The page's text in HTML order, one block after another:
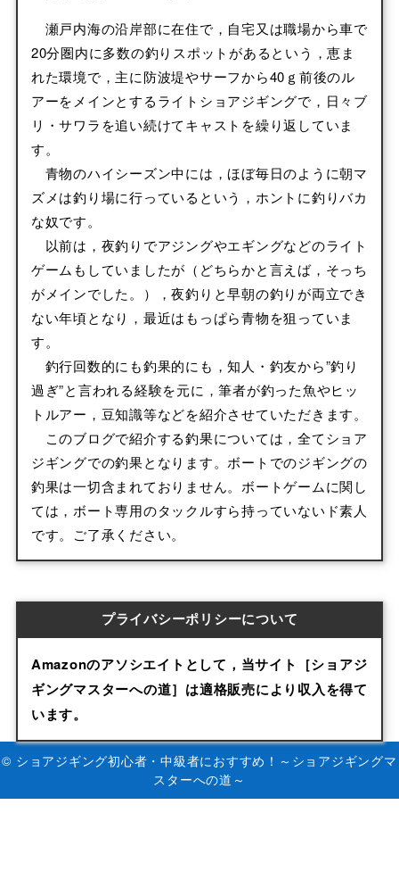
瀬戸内海の沿岸部に在住で，自宅又は職場から車で
20分圏内に多数の釣りスポットがあるという，恵ま
れた環境で，主に防波堤やサーフから40ｇ前後のル
アーをメインとするライトショアジギングで，日々ブ
リ・サワラを追い続けてキャストを繰り返していま
す。
青物のハイシーズン中には，ほぼ毎日のように朝マ
ズメは釣り場に行っているという，ホントに釣りバカ
な奴です。
以前は，夜釣りでアジングやエギングなどのライト
ゲームもしていましたが（どちらかと言えば，そっち
がメインでした。），夜釣りと早朝の釣りが両立でき
ない年頃となり，最近はもっぱら青物を狙っていま
す。
釣行回数的にも釣果的にも，知人・釣友から”釣り
過ぎ”と言われる経験を元に，筆者が釣った魚やヒッ
トルアー，豆知識等などを紹介させていただきます。
このブログで紹介する釣果については，全てショア
ジギングでの釣果となります。ボートでのジギングの
釣果は一切含まれておりません。ボートゲームに関し
ては，ボート専用のタックルすら持っていないド素人
です。ご了承ください。
プライバシーポリシーについて
Amazonのアソシエイトとして，当サイト［ショアジ
ギングマスターへの道］は適格販売により収入を得て
います。
© ショアジギング初心者・中級者におすすめ！～ショアジギングマ
スターへの道～